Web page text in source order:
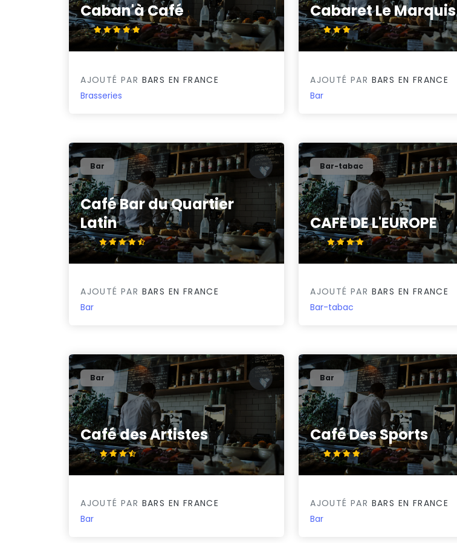
Caban'à Café
5/5
AJOUTÉ PAR BARS EN FRANCE
Brasseries
Cabaret Le Marquis
3/5
AJOUTÉ PAR BARS EN FRANCE
Bar
Café Bar du Quartier
Latin
4.5/5
Bar
AJOUTÉ PAR BARS EN FRANCE
Bar
CAFE DE L'EUROPE
4.1/5
Bar-tabac
AJOUTÉ PAR BARS EN FRANCE
Bar-tabac
Café des Artistes
3.9/5
Bar
AJOUTÉ PAR BARS EN FRANCE
Bar
Café Des Sports
4/5
Bar
AJOUTÉ PAR BARS EN FRANCE
Bar